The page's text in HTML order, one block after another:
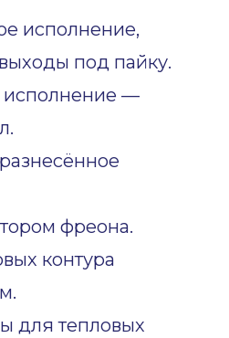
исполнение,
под пайку.
—
фреона.
контура
для тепловых